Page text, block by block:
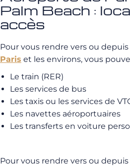
Palm Beach :
accès
Pour vous rendre vers ou depuis
Paris et les environs, vous
Le train (RER)
Les services de bus
Les taxis ou les services de
Les navettes aéroportuaires
Les transferts en voiture
Pour vous rendre vers ou depuis